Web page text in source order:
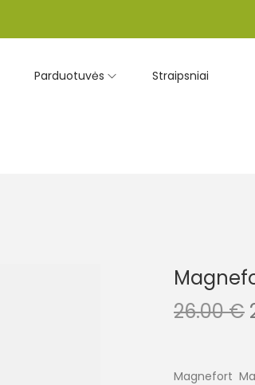
Parduotuvės Straipsniai
26.00€
Magnefort